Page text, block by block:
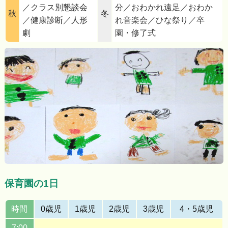
秋
／クラス別懇談会
／健康診断／人形
劇
冬
分／おわかれ遠足／おわか
れ音楽会／ひな祭り／卒
園・修了式
保育園の1日
時間 0歳児 1歳児 2歳児 3歳児 4・5歳児